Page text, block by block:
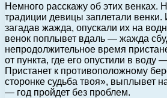
Немного расскажу об этих венках.
традиции девицы заплетали венки.
загадав жажда, опускали их на
венок поплывет вдаль — жажда
непродолжительное время
от пункта, где его опустили в воду
Пристанет к противоположному
сторонке судьба твоя», выплывет
— год пройдет без проблем.